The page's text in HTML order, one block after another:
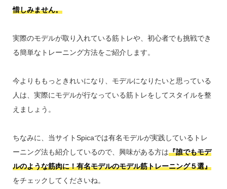
惜しみません。
実際のモデルが取り入れている筋トレや、初心者でも挑戦でき
る簡単なトレーニング方法をご紹介します。
今よりももっときれいになり、モデルになりたいと思っている
人は、実際にモデルが行なっている筋トレをしてスタイルを整
えましょう。
ちなみに、当サイトSpicaでは有名モデルが実践しているトレ
ーニング法も紹介しているので、興味がある方は『誰でもモデ
ルのような筋肉に！有名モデルのモデル筋トレーニング５選』
をチェックしてくださいね。